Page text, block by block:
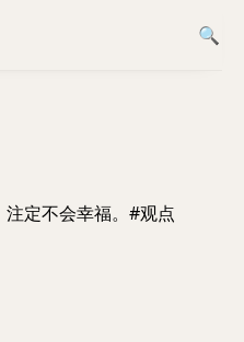
定不会幸福。#观点